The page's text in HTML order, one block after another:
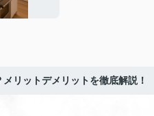
リットデメリットを徹底解説！